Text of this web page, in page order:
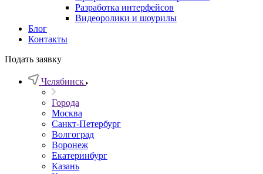
Разработка интерфейсов
Видеоролики и шоурилы
Блог
Контакты
Подать заявку
Челябинск
Города
Москва
Санкт-Петербург
Волгоград
Воронеж
Екатеринбург
Казань